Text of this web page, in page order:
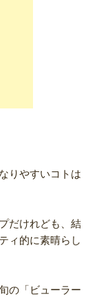
りやすいコトは
だけれども、結
ィ的に素晴らし
の「ビューラー